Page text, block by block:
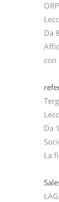
Da
con
Da
La